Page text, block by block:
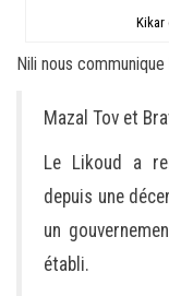
Kikar
Nili nous
Mazal Tov et
Le Likoud a
depuis une
un
établi.